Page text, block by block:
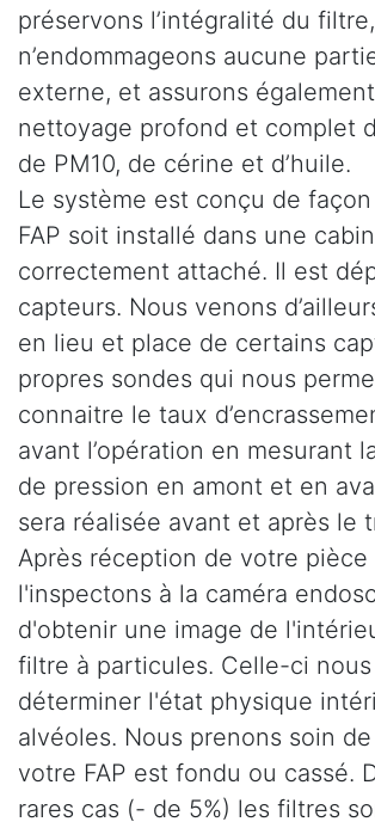
préservons l’intégralité du
n’endommageons aucune
externe, et assurons
nettoyage profond et complet
de PM10, de cérine et d’huile.
Le système est conçu de
FAP soit installé dans une
correctement attaché. Il est
capteurs. Nous venons
en lieu et place de certains
propres sondes qui nous
connaitre le taux
avant l’opération en mesurant
de pression en amont et en
sera réalisée avant et après le
Après réception de votre pièce
l'inspectons à la caméra
d'obtenir une image de
filtre à particules. Celle-ci
déterminer l'état physique
alvéoles. Nous prenons soin
votre FAP est fondu ou cassé.
rares cas (- de 5%) les filtres